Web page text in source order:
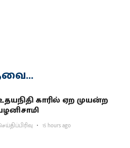
காரில் ஏற முயன்ற
15 hours ago